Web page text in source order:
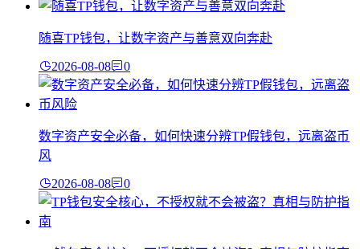
随喜TP钱包，让数字资产与善意双向奔赴
2026-08-08 0
数字资产安全必备，如何快速分辨TP假钱包，远离盗币
风
2026-08-08 0